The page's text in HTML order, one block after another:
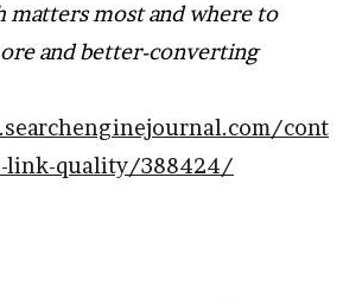
matters most and where to
and better-converting
cont
link-quality/388424/